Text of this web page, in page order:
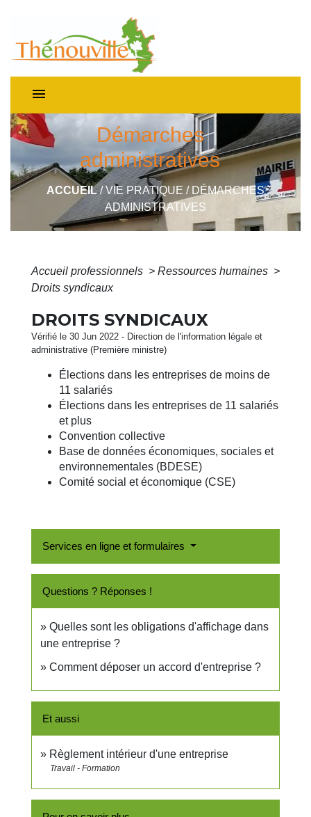
menu
Démarches
administratives
ACCUEIL/VIE PRATIQUE / DÉMARCHES
ADMINISTRATIVES
Accueil professionnels > Ressources humaines >
Droits syndicaux
DROITS SYNDICAUX
Vérifié le 30 Jun 2022 - Direction de l'information légale et
administrative (Première ministre)
Élections dans les entreprises de moins de
11 salariés
Élections dans les entreprises de 11 salariés
et plus
Convention collective
Base de données économiques, sociales et
environnementales (BDESE)
Comité social et économique (CSE)
Services en ligne et formulaires
Questions ? Réponses !
Quelles sont les obligations d'affichage dans
une entreprise ?
Comment déposer un accord d'entreprise ?
Et aussi
Règlement intérieur d'une entreprise
Travail - Formation